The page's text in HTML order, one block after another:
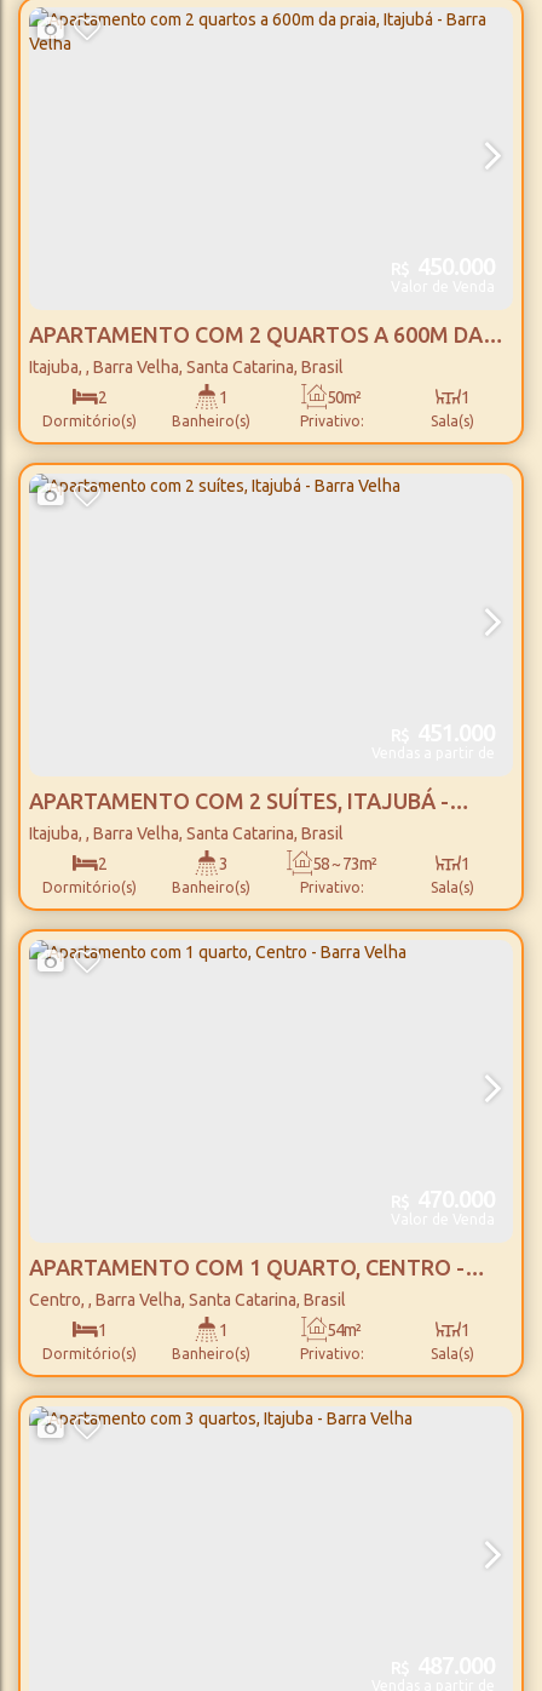
APARTAMENTO COM 2 QUARTOS A 600M DA
PRAIA, ITAJUBÁ - BARRA VELHA
Itajuba , Barra Velha, Santa Catarina, Brasil
2
Dormitório(s)
1
Banheiro(s) Privativo:
50m² 1
Sala(s)
Total:
63m² 1
Vaga(s)
600m
Distância do Mar
APARTAMENTO COM 2 SUÍTES, ITAJUBÁ -
BARRA VELHA
Itajuba , Barra Velha, Santa Catarina, Brasil
2
Dormitório(s)
3
Banheiro(s) Privativo:
58 ~ 73m² 1
Sala(s)
2
Suíte(s) Total:
58 ~ 73m² 1
Vaga(s)
1400m
Distância do Mar
APARTAMENTO COM 1 QUARTO, CENTRO -
BARRA VELHA
Centro , Barra Velha, Santa Catarina, Brasil
1
Dormitório(s)
1
Banheiro(s) Privativo:
54m² 1
Sala(s)
Total:
69m² 20m
Distância do Mar